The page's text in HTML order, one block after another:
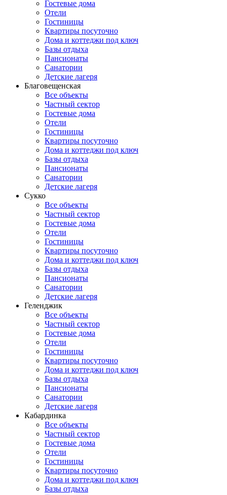
Гостевые дома
Отели
Гостиницы
Квартиры посуточно
Дома и коттеджи под ключ
Базы отдыха
Пансионаты
Санатории
Детские лагеря
Благовещенская
Все объекты
Частный сектор
Гостевые дома
Отели
Гостиницы
Квартиры посуточно
Дома и коттеджи под ключ
Базы отдыха
Пансионаты
Санатории
Детские лагеря
Сукко
Все объекты
Частный сектор
Гостевые дома
Отели
Гостиницы
Квартиры посуточно
Дома и коттеджи под ключ
Базы отдыха
Пансионаты
Санатории
Детские лагеря
Геленджик
Все объекты
Частный сектор
Гостевые дома
Отели
Гостиницы
Квартиры посуточно
Дома и коттеджи под ключ
Базы отдыха
Пансионаты
Санатории
Детские лагеря
Кабардинка
Все объекты
Частный сектор
Гостевые дома
Отели
Гостиницы
Квартиры посуточно
Дома и коттеджи под ключ
Базы отдыха